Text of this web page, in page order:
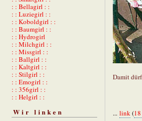
: : Bellagirl : :
: : Luziegirl : :
: : Koboldgirl : :
: : Baumgirl : :
: : Hydrogirl
: : Milchgirl : :
: : Missgirl : :
: : Ballgirl : :
: : Kaltgirl : :
: : Stilgirl : :
: : Emogirl : :
: : 356girl : :
: : Helgirl : :
Wir linken
Damit
... link (